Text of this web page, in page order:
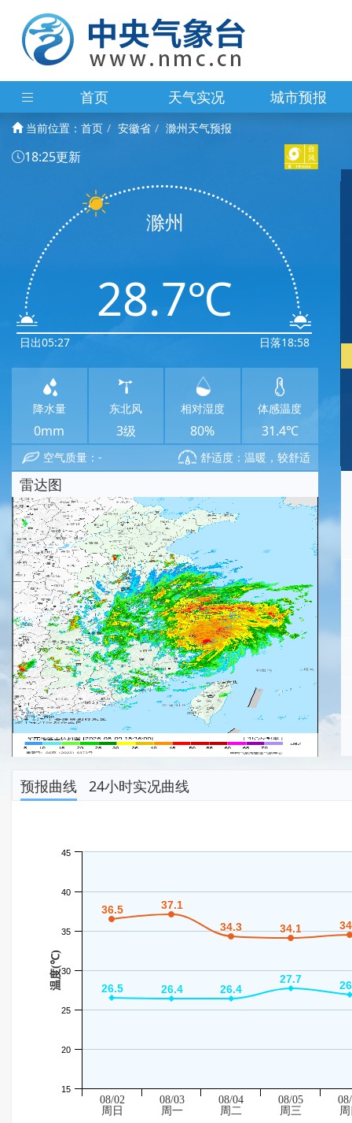
首页 天气实况 城市预报
当前位置： 首页 安徽省 滁州天气预报
18:25更新
日出05:27
滁州
28.7℃
日落18:58
降水量
0mm
东北风
3级
相对湿度
80%
体感温度
31.4℃
空气质量：- 舒适度：温暖，较舒适
雷达图
预报曲线 24小时实况曲线
温度(℃)
36.5
36.5 37.1
37.1
34.3
34.3 34.1
34.1
26.5
26.5 26.4
26.4 26.4
26.4
27.7
27.7
15
20
25
30
35
40
45
08/02
周日
08/03
周一
08/04
周二
08/05
周三